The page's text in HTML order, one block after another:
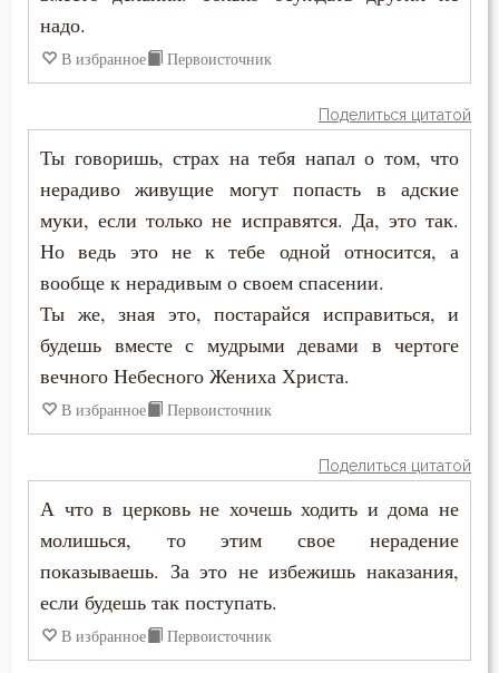
надо.
В избранное Первоисточник
Поделиться цитатой
Ты говоришь, страх на тебя напал о том, что
нерадиво живущие могут попасть в адские
муки, если только не исправятся. Да, это так.
Но ведь это не к тебе одной относится, а
вообще к нерадивым о своем спасении.
Ты же, зная это, постарайся исправиться, и
будешь вместе с мудрыми девами в чертоге
вечного Небесного Жениха Христа.
В избранное Первоисточник
Поделиться цитатой
А что в церковь не хочешь ходить и дома не
молишься, то этим свое нерадение
показываешь. За это не избежишь наказания,
если будешь так поступать.
В избранное Первоисточник